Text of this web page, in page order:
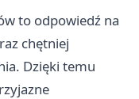
to odpowiedź na
chętniej
Dzięki temu